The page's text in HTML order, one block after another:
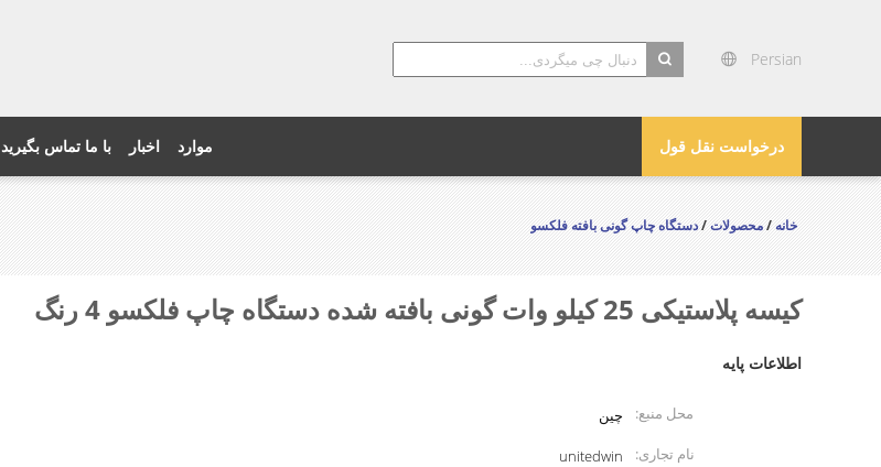
Persian
درخواست نقل قول با ما تماس بگیرید اخبار موارد
خانه/محصولات/دستگاه چاپ گونی بافته فلکسو
کیسه پلاستیکی 25 کیلو وات گونی بافته شده دستگاه چاپ فلکسو 4 رنگ
اطلاعات پایه
محل منبع:
چین
نام تجاری:
unitedwin